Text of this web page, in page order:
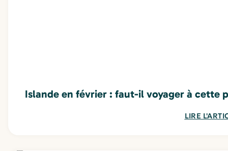
Islande en février : faut-il voyager à cette
LIRE